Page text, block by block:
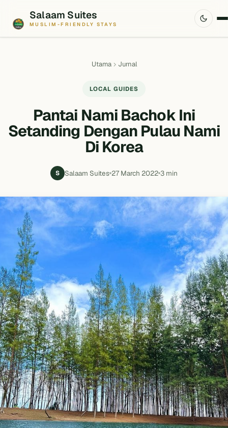
Salaam Suites
MUSLIM-FRIENDLY STAYS
Utama Jurnal
LOCAL GUIDES
Pantai Nami Bachok Ini
Setanding Dengan Pulau Nami
Di Korea
S Salaam Suites 27 March 2022 3 min